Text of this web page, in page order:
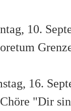
10.
16.
"Dir